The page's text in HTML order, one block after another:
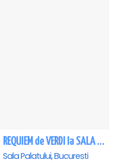
REQUIEM de VERDI la SALA PALATULUI
Sala Palatului, Bucuresti